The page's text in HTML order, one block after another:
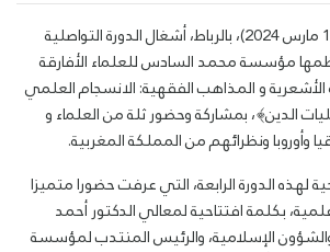
انطلقت صباح اليوم، (19 مارس 2024)، بالرباط، أشغال الدورة التواصلية
مؤسسة محمد السادس للعلماء الأفارقة
و المذاهب الفقهية: الانسجام العلمي
الدين﴾، بمشاركة وحضور ثلة من العلماء و
وأوروبا ونظرائهم من المملكة المغربية.
لهذه الدورة الرابعة، التي عرفت حضورا متميزا
بكلمة افتتاحية لمعالي الدكتور أحمد
والشؤون الإسلامية، والرئيس المنتدب لمؤسسة